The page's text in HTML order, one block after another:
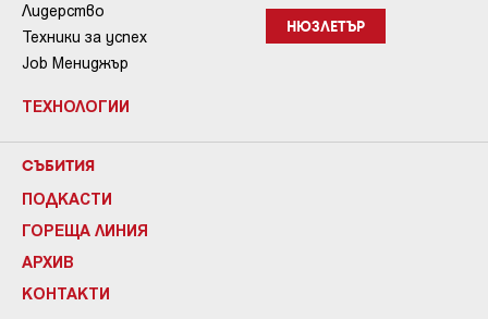
Лидерство
Техники за успех
Job Мениджър
ТЕХНОЛОГИИ
НЮЗЛЕТЪР
СЪБИТИЯ
ПОДКАСТИ
ГОРЕЩА ЛИНИЯ
АРХИВ
КОНТАКТИ